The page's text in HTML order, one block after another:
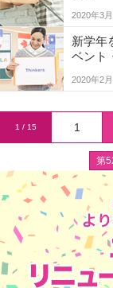
2020年3
新学年
ベント
2020年2
1 / 15 1
第